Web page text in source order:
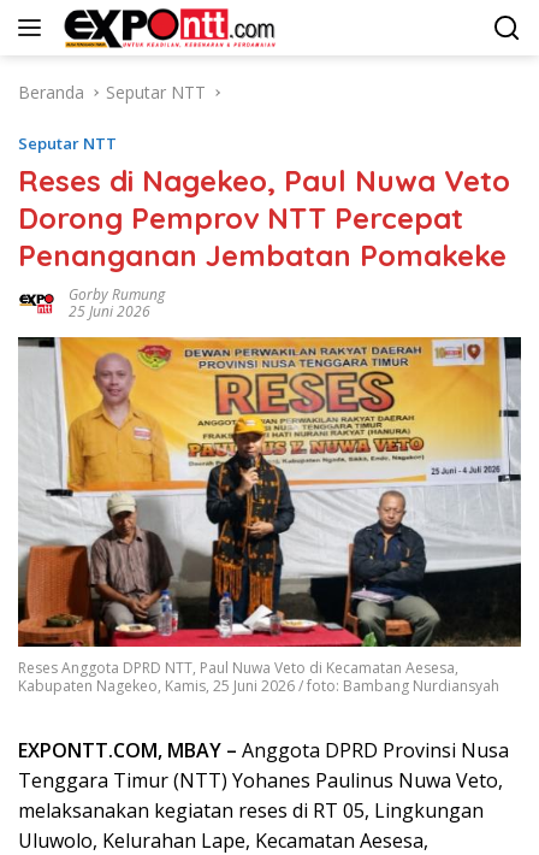
Langsung
Beranda
Seputar NTT
Seputar NTT
Reses di Nagekeo, Paul Nuwa Veto
Dorong Pemprov NTT Percepat
Penanganan Jembatan Pomakeke
Gorby Rumung
25 Juni 2026
Reses Anggota DPRD NTT, Paul Nuwa Veto di Kecamatan Aesesa,
Kabupaten Nagekeo, Kamis, 25 Juni 2026 / foto: Bambang Nurdiansyah
EXPONTT.COM, MBAY – Anggota DPRD Provinsi Nusa
Tenggara Timur (NTT) Yohanes Paulinus Nuwa Veto,
melaksanakan kegiatan reses di RT 05, Lingkungan
Uluwolo, Kelurahan Lape, Kecamatan Aesesa,